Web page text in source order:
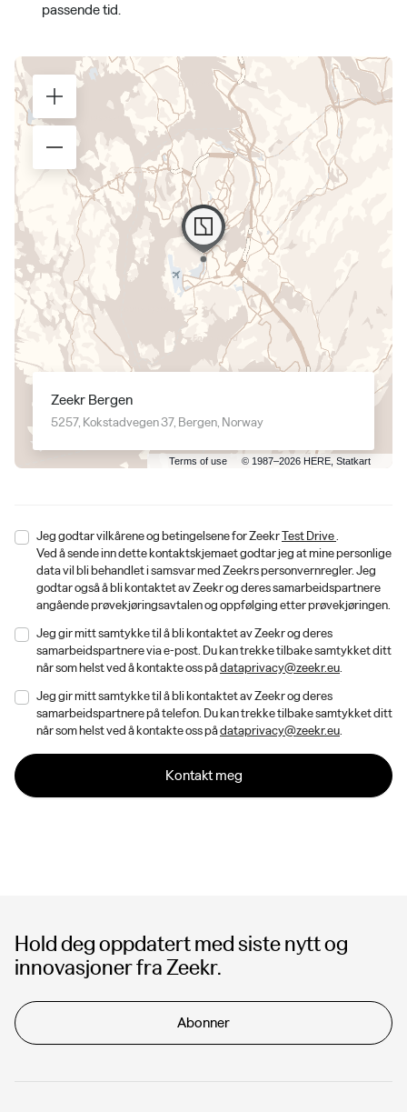
passende tid.
Terms of use © 1987–2026 HERE, Statkart
Zeekr Bergen
5257, Kokstadvegen 37, Bergen, Norway
Jeg godtar vilkårene og betingelsene for ZeekrTest Drive.
Ved å sende inn dette kontaktskjemaet godtar jeg at mine personlige
data vil bli behandlet i samsvar med Zeekrs personvernregler. Jeg
godtar også å bli kontaktet av Zeekr og deres samarbeidspartnere
angående prøvekjøringsavtalen og oppfølging etter prøvekjøringen.
Jeg gir mitt samtykke til å bli kontaktet av Zeekr og deres
samarbeidspartnere via e-post. Du kan trekke tilbake samtykket ditt
når som helst ved å kontakte oss pådataprivacy@zeekr.eu.
Jeg gir mitt samtykke til å bli kontaktet av Zeekr og deres
samarbeidspartnere på telefon. Du kan trekke tilbake samtykket ditt
når som helst ved å kontakte oss pådataprivacy@zeekr.eu.
Kontakt meg
Hold deg oppdatert med siste nytt og
innovasjoner fra Zeekr.
Abonner